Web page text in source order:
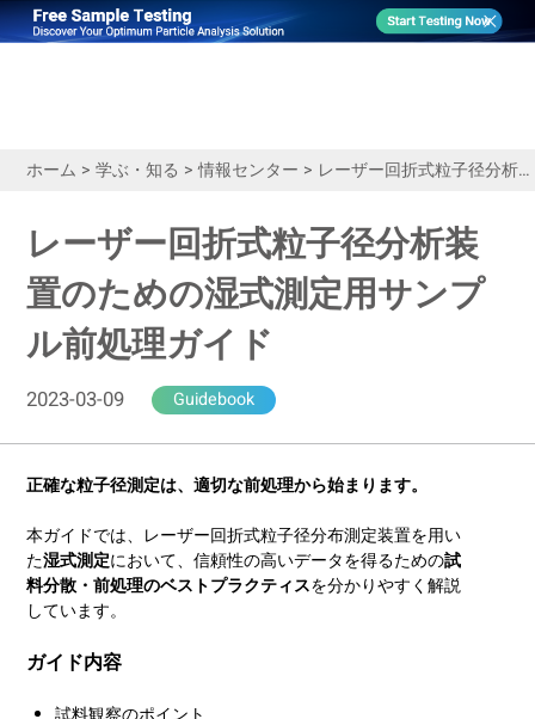
ホーム > 学ぶ・知る >情報センター > レーザー回折式粒子径分析装置のための湿式測定用サンプル前処理ガイド
レーザー回折式粒子径分析装
置のための湿式測定用サンプ
ル前処理ガイド
2023-03-09 Guidebook
正確な粒子径測定は、適切な前処理から始まります。
本ガイドでは、レーザー回折式粒子径分布測定装置を用い
た湿式測定において、信頼性の高いデータを得るための試
料分散・前処理のベストプラクティスを分かりやすく解説
しています。
ガイド内容